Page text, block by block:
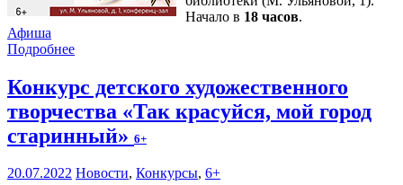
Начало в 18 часов.
Афиша
Подробнее
Конкурс детского художественного
творчества «Так красуйся, мой город
старинный» 6+
20.07.2022 Новости, Конкурсы, 6+